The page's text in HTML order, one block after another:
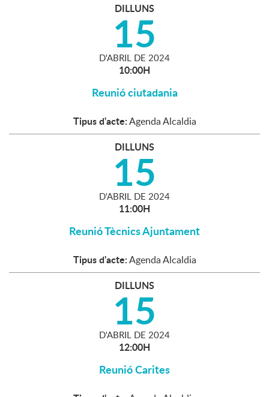
DILLUNS
15
D'ABRIL DE 2024
10:00H
Reunió ciutadania
Tipus d'acte:Agenda Alcaldia
DILLUNS
15
D'ABRIL DE 2024
11:00H
Reunió Tècnics Ajuntament
Tipus d'acte:Agenda Alcaldia
DILLUNS
15
D'ABRIL DE 2024
12:00H
Reunió Carites